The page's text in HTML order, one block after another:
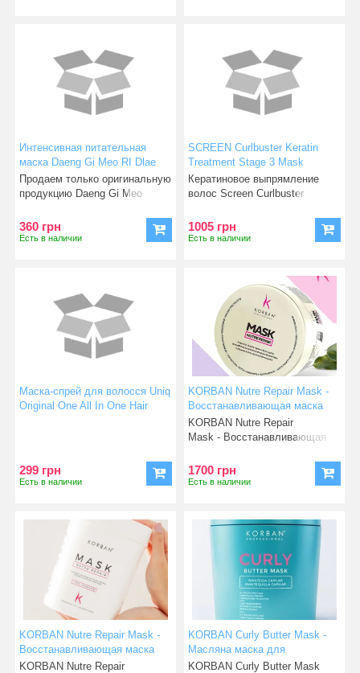
Интенсивная питательная
маска Daeng Gi Meo RI Dlae
Soo
Продаем только оригинальную
продукцию Daeng Gi Meo
360 грн
Есть в наличии
SCREEN Curlbuster Keratin
Treatment Stage 3 Mask
Кератиновое выпрямление
волос Screen Curlbuster
1005 грн
Есть в наличии
Маска-спрей для волосся Uniq
Original One All In One Hair
299 грн
Есть в наличии
KORBAN Nutre Repair Mask -
Восстанавливающая маска
для волос 250 г
KORBAN Nutre Repair
Mask - Восстанавливающая
1700 грн
Есть в наличии
KORBAN Nutre Repair Mask -
Восстанавливающая маска
для волос 1000 г
KORBAN Nutre Repair
KORBAN Curly Butter Mask -
Масляна маска для
кучерявого волосся
KORBAN Curly Butter Mask